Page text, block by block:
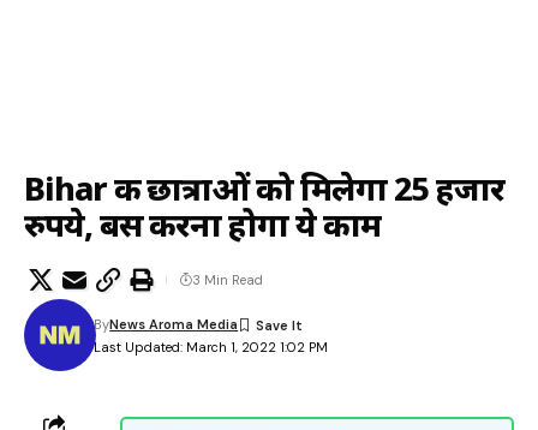
Bihar की छात्राओं को मिलेगा 25 हजार
रुपये, बस करना होगा ये काम
Last Updated: March 1, 2022 1:02 PM
ByNews Aroma Media
3 Min Read